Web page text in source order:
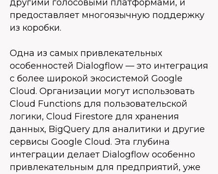
другими голосовыми платформами, и
предоставляет многоязычную поддержку
из коробки.
Одна из самых привлекательных
особенностей Dialogflow — это интеграция
с более широкой экосистемой Google
Cloud. Организации могут использовать
Cloud Functions для пользовательской
логики, Cloud Firestore для хранения
данных, BigQuery для аналитики и другие
сервисы Google Cloud. Эта глубина
интеграции делает Dialogflow особенно
привлекательным для предприятий, уже